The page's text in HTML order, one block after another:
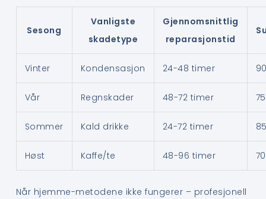
Sesong
Vanligste
skadetype
Gjennomsnittlig
reparasjonstid
Vinter Kondensasjon 24-48 timer
Vår Regnskader 48-72 timer
Sommer Kald drikke 24-72 timer
Høst Kaffe/te 48-96 timer
Når hjemme-metodene ikke fungerer – profesjonell